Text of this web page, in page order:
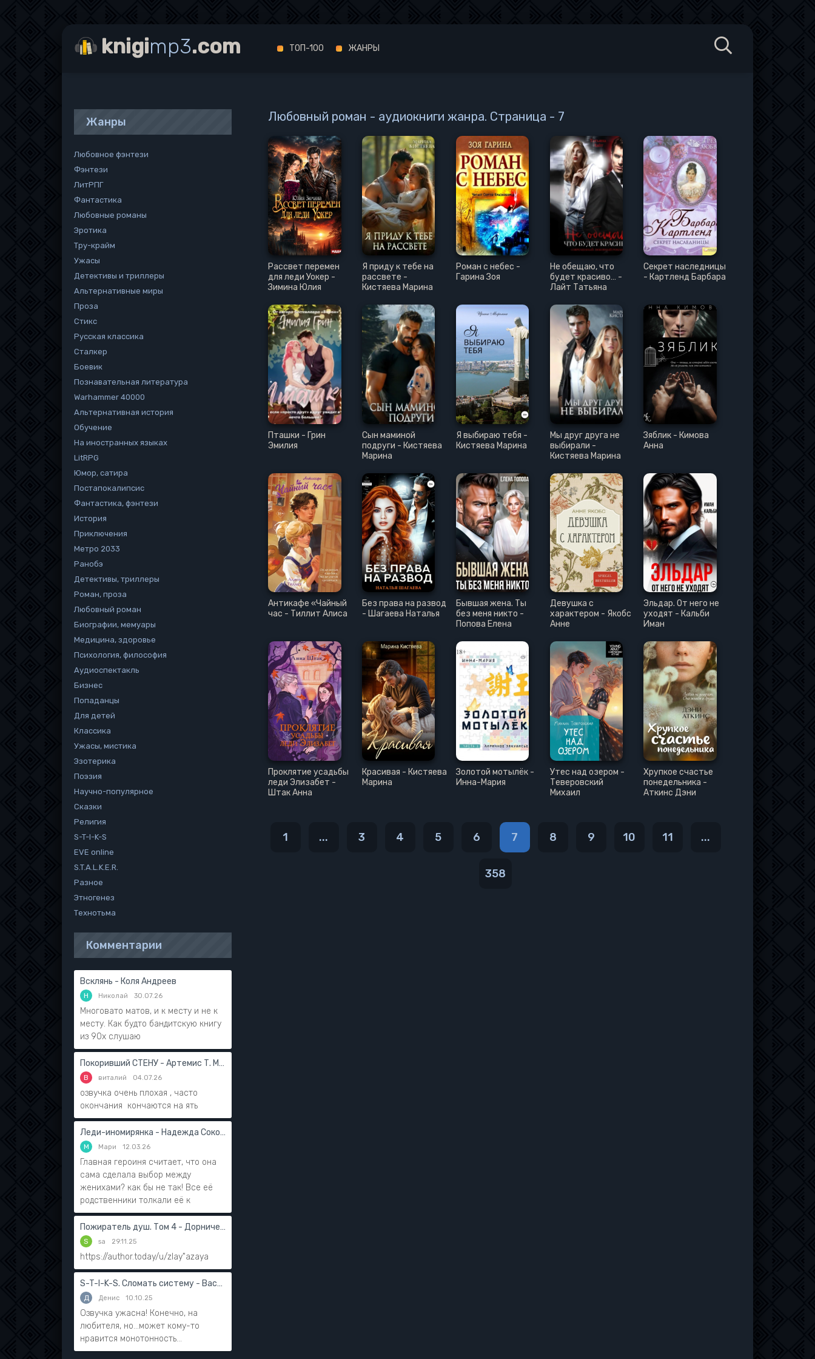
Любовный роман - аудиокниги жанра. Страница - 7
Рассвет перемен
для леди Уокер -
Зимина Юлия
Я приду к тебе на
рассвете -
Кистяева Марина
Роман с небес -
Гарина Зоя
Не обещаю, что
будет красиво… -
Лайт Татьяна
Секрет наследницы
- Картленд Барбара
Пташки - Грин
Эмилия
Сын маминой
подруги - Кистяева
Марина
Я выбираю тебя -
Кистяева Марина
Мы друг друга не
выбирали -
Кистяева Марина
Зяблик - Кимова
Анна
Антикафе «Чайный
час - Тиллит Алиса
Без права на развод
- Шагаева Наталья
Бывшая жена. Ты
без меня никто -
Попова Елена
Девушка с
характером - Якобс
Анне
Эльдар. От него не
уходят - Кальби
Иман
Проклятие усадьбы
леди Элизабет -
Штак Анна
Красивая - Кистяева
Марина
Золотой мотылёк -
Инна-Мария
Утес над озером -
Теверовский
Михаил
Хрупкое счастье
понедельника -
Аткинс Дэни
1 ... 3 4 5 6 7 8 9 10 11 ...
358
Жанры
Любовное фэнтези
Фэнтези
ЛитРПГ
Фантастика
Любовные романы
Эротика
Тру-крайм
Ужасы
Детективы и триллеры
Альтернативные миры
Проза
Стикс
Русская классика
Сталкер
Боевик
Познавательная литература
Warhammer 40000
Альтернативная история
Обучение
На иностранных языках
LitRPG
Юмор, сатира
Постапокалипсис
Фантастика, фэнтези
История
Приключения
Метро 2033
Ранобэ
Детективы, триллеры
Роман, проза
Любовный роман
Биографии, мемуары
Медицина, здоровье
Психология, философия
Аудиоспектакль
Бизнес
Попаданцы
Для детей
Классика
Ужасы, мистика
Эзотерика
Поэзия
Научно-популярное
Сказки
Религия
S-T-I-K-S
EVE online
S.T.A.L.K.E.R.
Разное
Этногенез
Технотьма
Комментарии
Всклянь - Коля Андреев
Н Николай 30.07.26
Многовато матов, и к месту и не к
месту. Как будто бандитскую книгу
из 90х слушаю
Покоривший СТЕНУ - Артемис Т. Мантикор
В виталий 04.07.26
озвучка очень плохая , часто
окончания кончаются на ять
Леди-иномирянка - Надежда Соколова
М Мари 12.03.26
Главная героиня считает, что она
сама сделала выбор между
женихами? как бы не так! Все её
родственники толкали её к
Пожиратель душ. Том 4 - Дорничев Дмитрий
S sa 29.11.25
https://author.today/u/zlay"azaya
S-T-I-K-S. Сломать систему - Василий Мушинский
Д Денис 10.10.25
Озвучка ужасна! Конечно, на
любителя, но...может кому-то
нравится монотонность...
knigimp3.com ТОП-100 ЖАНРЫ